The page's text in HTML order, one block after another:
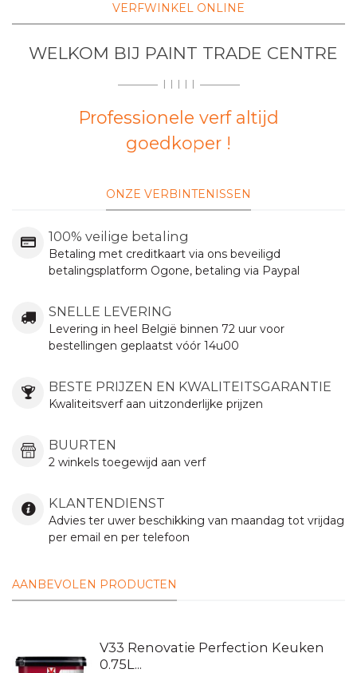
VERFWINKEL ONLINE
WELKOM BIJ PAINT TRADE CENTRE
I I I I I
Professionele verf altijd
goedkoper !
ONZE VERBINTENISSEN
100% veilige betaling
Betaling met creditkaart via ons beveiligd
betalingsplatform Ogone, betaling via Paypal
SNELLE LEVERING
Levering in heel België binnen 72 uur voor
bestellingen geplaatst vóór 14u00
BESTE PRIJZEN EN KWALITEITSGARANTIE
Kwaliteitsverf aan uitzonderlijke prijzen
BUURTEN
2 winkels toegewijd aan verf
KLANTENDIENST
Advies ter uwer beschikking van maandag tot vrijdag
per email en per telefoon
AANBEVOLEN PRODUCTEN
V33 Renovatie Perfection Keuken
0.75L...